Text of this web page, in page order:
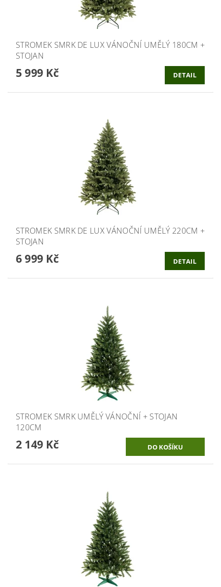
STROMEK SMRK DE LUX VÁNOČNÍ UMĚLÝ 180CM +
STOJAN
5 999 Kč DETAIL
STROMEK SMRK DE LUX VÁNOČNÍ UMĚLÝ 220CM +
STOJAN
6 999 Kč DETAIL
STROMEK SMRK UMĚLÝ VÁNOČNÍ + STOJAN
120CM
2 149 Kč